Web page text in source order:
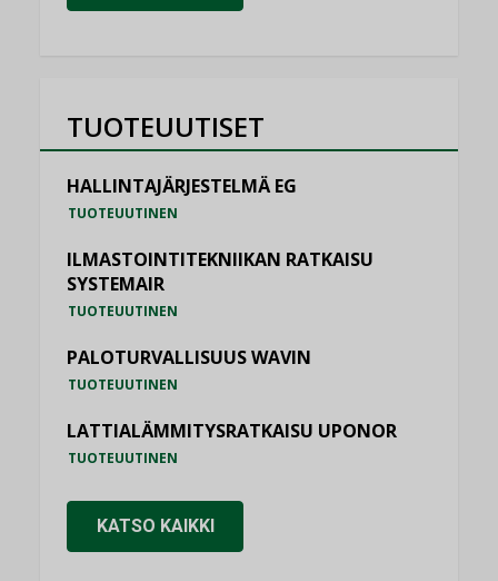
TUOTEUUTISET
HALLINTAJÄRJESTELMÄ EG
TUOTEUUTINEN
ILMASTOINTITEKNIIKAN RATKAISU
SYSTEMAIR
TUOTEUUTINEN
PALOTURVALLISUUS WAVIN
TUOTEUUTINEN
LATTIALÄMMITYSRATKAISU UPONOR
TUOTEUUTINEN
KATSO KAIKKI